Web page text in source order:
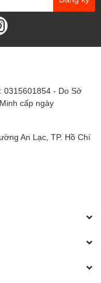
0315601854 - Do Sở
cấp ngày
An Lạc, TP. Hồ Chí